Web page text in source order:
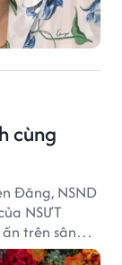
cùng
Đăng, NSND
NSƯT
trên sân